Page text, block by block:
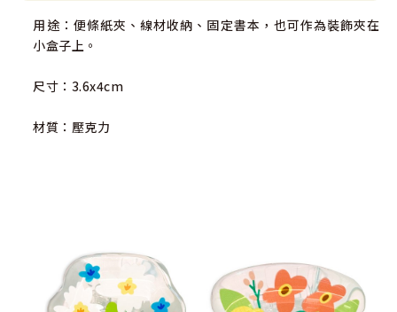
用途：便條紙夾、線材收納、固定書本，也可作為裝飾夾在
小盒子上。
尺寸：3.6x4cm
材質：壓克力